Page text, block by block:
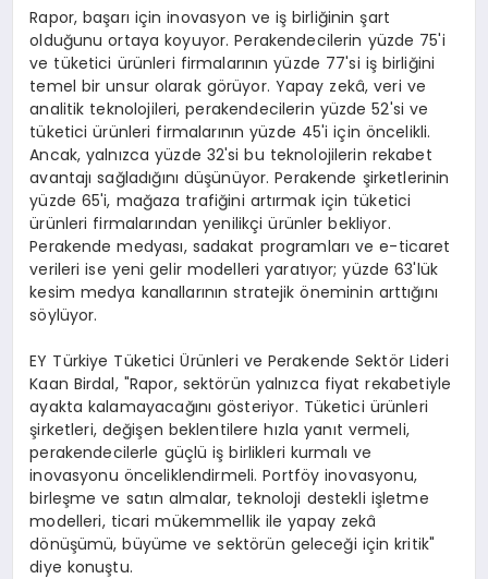
Rapor, başarı için inovasyon ve iş birliğinin şart
olduğunu ortaya koyuyor. Perakendecilerin yüzde 75'i
ve tüketici ürünleri firmalarının yüzde 77'si iş birliğini
temel bir unsur olarak görüyor. Yapay zekâ, veri ve
analitik teknolojileri, perakendecilerin yüzde 52'si ve
tüketici ürünleri firmalarının yüzde 45'i için öncelikli.
Ancak, yalnızca yüzde 32'si bu teknolojilerin rekabet
avantajı sağladığını düşünüyor. Perakende şirketlerinin
yüzde 65'i, mağaza trafiğini artırmak için tüketici
ürünleri firmalarından yenilikçi ürünler bekliyor.
Perakende medyası, sadakat programları ve e-ticaret
verileri ise yeni gelir modelleri yaratıyor; yüzde 63'lük
kesim medya kanallarının stratejik öneminin arttığını
söylüyor.
EY Türkiye Tüketici Ürünleri ve Perakende Sektör Lideri
Kaan Birdal, "Rapor, sektörün yalnızca fiyat rekabetiyle
ayakta kalamayacağını gösteriyor. Tüketici ürünleri
şirketleri, değişen beklentilere hızla yanıt vermeli,
perakendecilerle güçlü iş birlikleri kurmalı ve
inovasyonu önceliklendirmeli. Portföy inovasyonu,
birleşme ve satın almalar, teknoloji destekli işletme
modelleri, ticari mükemmellik ile yapay zekâ
dönüşümü, büyüme ve sektörün geleceği için kritik"
diye konuştu.